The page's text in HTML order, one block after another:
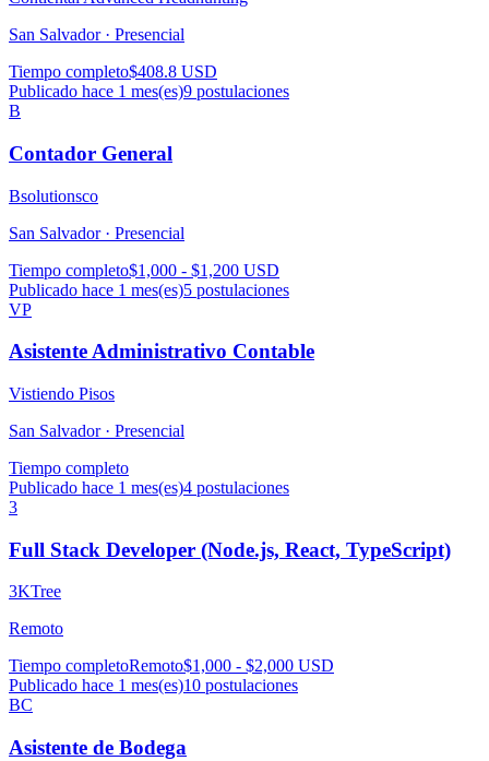
San Salvador · Presencial
Tiempo completo$408.8 USD
Publicado hace 1 mes(es)9 postulaciones
B
Contador General
Bsolutionsco
San Salvador · Presencial
Tiempo completo$1,000 - $1,200 USD
Publicado hace 1 mes(es)5 postulaciones
VP
Asistente Administrativo Contable
Vistiendo Pisos
San Salvador · Presencial
Tiempo completo
Publicado hace 1 mes(es)4 postulaciones
3
Full Stack Developer (Node.js, React, TypeScript)
3KTree
Remoto
Tiempo completoRemoto$1,000 - $2,000 USD
Publicado hace 1 mes(es)10 postulaciones
BC
Asistente de Bodega